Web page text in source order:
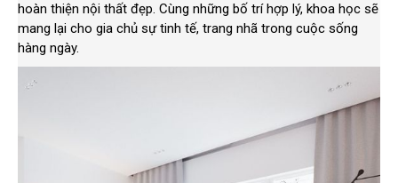
hoàn thiện nội thất đẹp. Cùng những bố trí hợp lý, khoa học sẽ
mang lại cho gia chủ sự tinh tế, trang nhã trong cuộc sống
hàng ngày.